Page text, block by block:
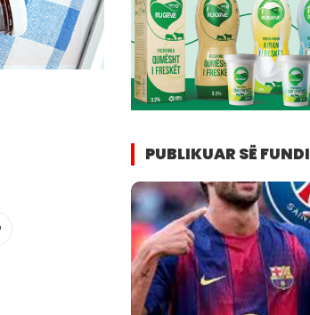
PUBLIKUAR SË FUNDI